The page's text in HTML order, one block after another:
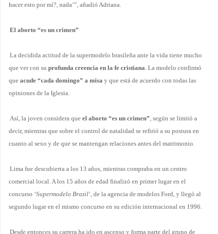
hacer esto por mí?, nada’”, añadió Adriana.
El aborto “es un crimen”
La decidida actitud de la supermodelo brasileña ante la vida tiene mucho
que ver con su profunda creencia en la fe cristiana. La modelo confirmó
que acude “cada domingo” a misa y que está de acuerdo con todas las
opiniones de la Iglesia.
Así, la joven considera que el aborto “es un crimen”, según se limitó a
decir, mientras que sobre el control de natalidad se refirió a su postura en
cuanto al sexo y de que se mantengan relaciones antes del matrimonio.
Lima fue descubierta a los 13 años, mientras compraba en un centro
comercial local. A los 15 años de edad finalizó en primer lugar en el
concurso ‘Supermodelo Brazil’, de la agencia de modelos Ford, y llegó al
segundo lugar en el mismo concurso en su edición internacional en 1996.
Desde entonces su carrera ha ido en ascenso y forma parte del grupo de